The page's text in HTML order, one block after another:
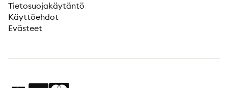
Tietosuojakäytäntö
Käyttöehdot
Evästeet